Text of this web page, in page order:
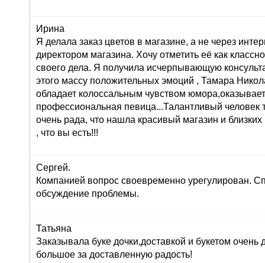
Ирина
Я делала заказ цветов в магазине, а не через
директором магазина. Хочу отметить её как
своего дела. Я получила исчерпывающую
этого массу положительных эмоций , Тамара
обладает колоссальным чувством
профессиональная певица...Талантливый человек
очень рада, что нашла красивый магазин и
, что вы есть!!!
Сергей.
Компанией вопрос своевременно урегулирован.
обсуждение проблемы.
Татьяна
Заказывала буке дочки,доставкой и букетом
большое за доставленную радость!